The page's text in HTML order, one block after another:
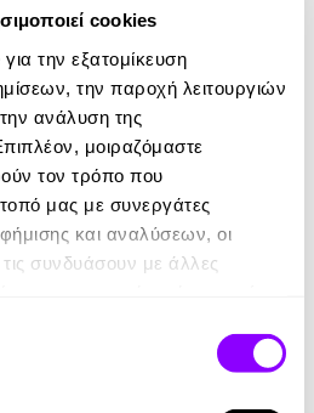
cookies
την εξατομίκευση
την παροχή λειτουργιών
ανάλυση της
μοιραζόμαστε
τον τρόπο που
μας με συνεργάτες
και αναλύσεων, οι
συνδυάσουν με άλλες